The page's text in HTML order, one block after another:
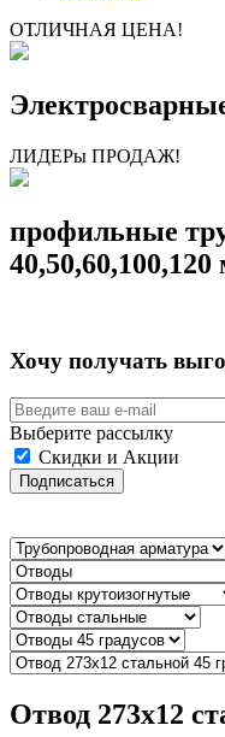
ОТЛИЧНАЯ ЦЕНА!
ЛИДЕРы ПРОДАЖ!
профильные
Хочу получать
Выберите рассылку
Скидки и Акции
Подписаться
Отвод 273х12